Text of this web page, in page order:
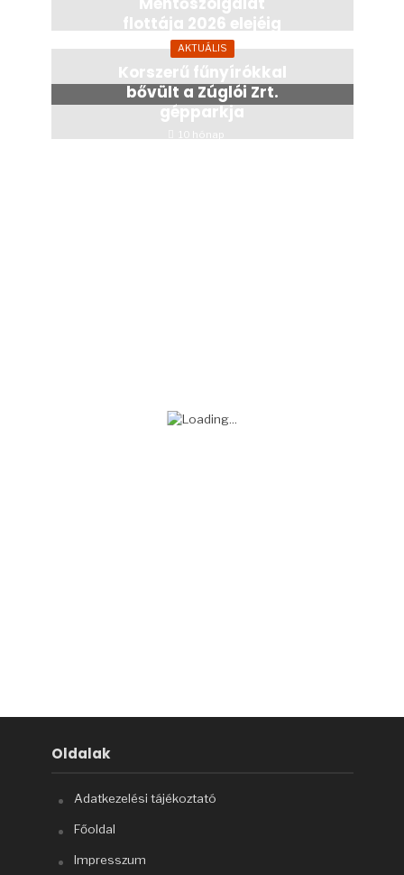
flottája 2026 elejéig
7 hónap
AKTUÁLIS
Korszerű fűnyírókkal
bővült a Zúglói Zrt.
gépparkja
10 hónap
Oldalak
Adatkezelési tájékoztató
Főoldal
Impresszum